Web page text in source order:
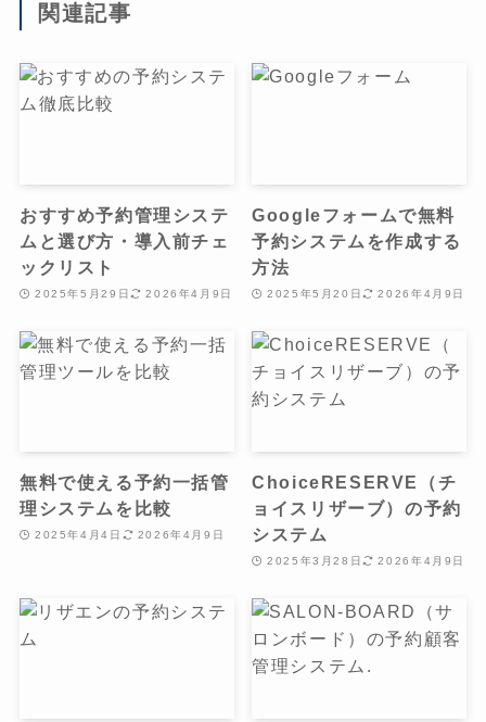
関連記事
おすすめ予約管理システ
ムと選び方・導入前チェ
ックリスト
2025年5月29日 2026年4月9日
Googleフォームで無料
予約システムを作成する
方法
2025年5月20日 2026年4月9日
無料で使える予約一括管
理システムを比較
2025年4月4日 2026年4月9日
ChoiceRESERVE（チ
ョイスリザーブ）の予約
システム
2025年3月28日 2026年4月9日